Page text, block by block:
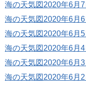
海の天気図2020年6月7
海の天気図2020年6月6
海の天気図2020年6月5
海の天気図2020年6月4
海の天気図2020年6月3
海の天気図2020年6月2